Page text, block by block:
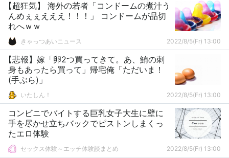
【超狂気】 海外の若者「コンドームの煮汁う
んめぇぇえええ！！！」 コンドームが品切
れへｗｗ
きゃっつあいニュース 2022/8/5(Fr) 13:00
【悲報】嫁「卵2つ買ってきて。あ、鮪の刺
身もあったら買って」帰宅俺「ただいま！
(手ぶら)」
いたしん！ 2022/8/5(Fr) 13:00
コンビニでバイトする巨乳女子大生に壁に
手を尽かせ立ちバックでピストンしまくっ
たエロ体験
セックス体験～エッチ体験談まとめ 2022/8/5(Fr) 13:00